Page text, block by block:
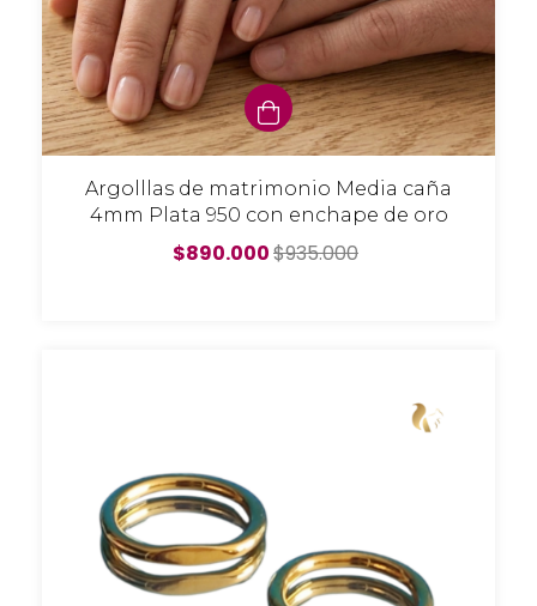
Argolllas de matrimonio Media caña
4mm Plata 950 con enchape de oro
$890.000$935.000